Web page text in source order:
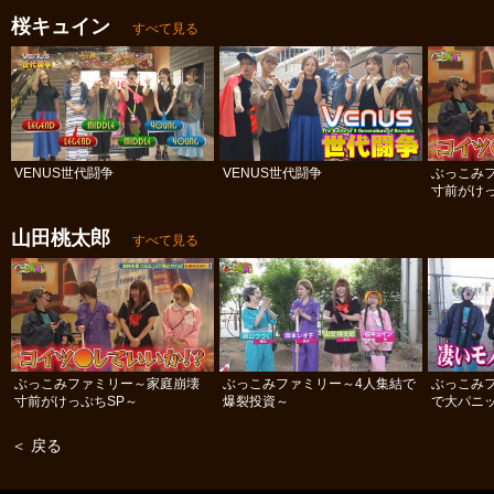
桜キュイン すべて見る
VENUS世代闘争 VENUS世代闘争
ぶっこみ
寸前がけ
山田桃太郎 すべて見る
ぶっこみファミリー～家庭崩壊
寸前がけっぷちSP～
ぶっこみファミリー～4人集結で
爆裂投資～
ぶっこみ
で大パニ
＜ 戻る